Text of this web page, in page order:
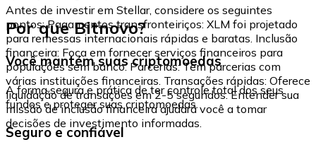
Antes de investir em Stellar, considere os seguintes
pontos: Pagamentos transfronteiriços: XLM foi projetado
para remessas internacionais rápidas e baratas. Inclusão
financeira: Foca em fornecer serviços financeiros para
populações sem banco. Parcerias: Tem parcerias com
várias instituições financeiras. Transações rápidas: Oferece
liquidação de transações em 2-5 segundos. Entender sua
missão de inclusão financeira ajudará você a tomar
decisões de investimento informadas.
Por que Bitnovo?
Você mantém suas criptomoedas
A forma segura e prática de ter controle total dos seus
fundos e proteger suas criptomoedas.
Seguro e confiável